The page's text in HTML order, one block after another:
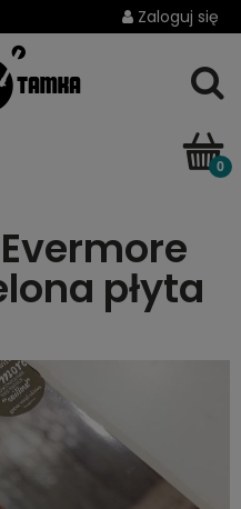
Zaloguj się
płyta